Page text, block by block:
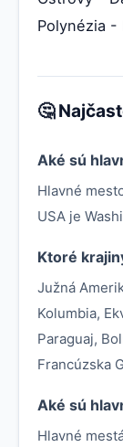
Polynézia -
🤔
Aké sú
Hlavné
USA je
Ktoré
Južná
Kolumbia,
Paraguaj,
Francúzska
Aké sú
Hlavné